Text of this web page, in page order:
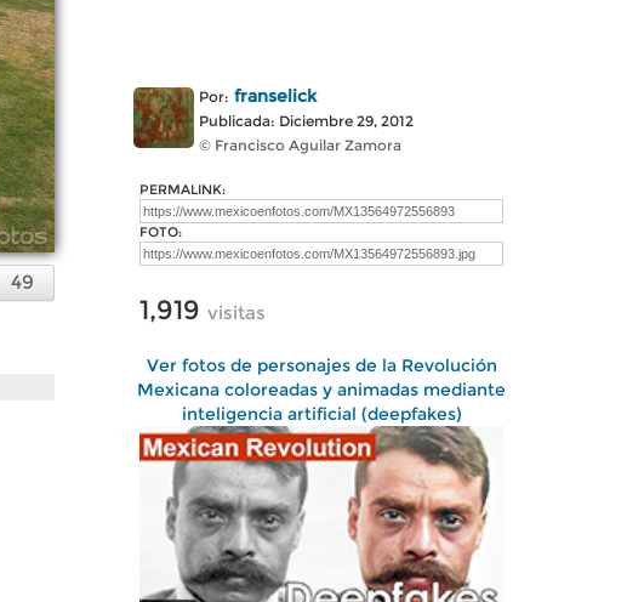
49
Por: franselick
Publicada: Diciembre 29, 2012
© Francisco Aguilar Zamora
PERMALINK:
FOTO:
1,919 visitas
Ver fotos de personajes de la Revolución
Mexicana coloreadas y animadas mediante
inteligencia artificial (deepfakes)